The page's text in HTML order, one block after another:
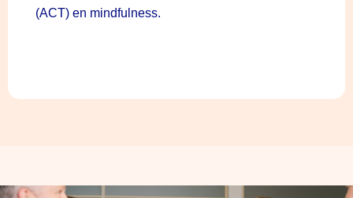
(ACT) en mindfulness.